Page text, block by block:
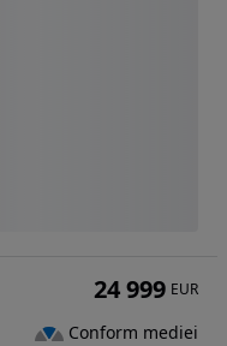
24 999 EUR
Conform mediei